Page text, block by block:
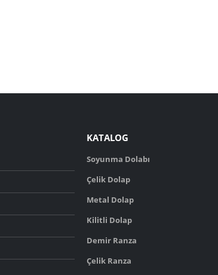
KATALOG
Soyunma Dolabı
Çelik Dolap
Metal Dolap
Kilitli Dolap
Demir Ranza
Çelik Ranza